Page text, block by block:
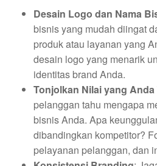
Desain Logo dan Nama
bisnis yang mudah diingat
produk atau layanan yang
desain logo yang menarik
identitas brand Anda.
Tonjolkan Nilai yang Anda
pelanggan tahu mengapa
bisnis Anda. Apa
dibandingkan kompetitor?
pelayanan pelanggan, dan